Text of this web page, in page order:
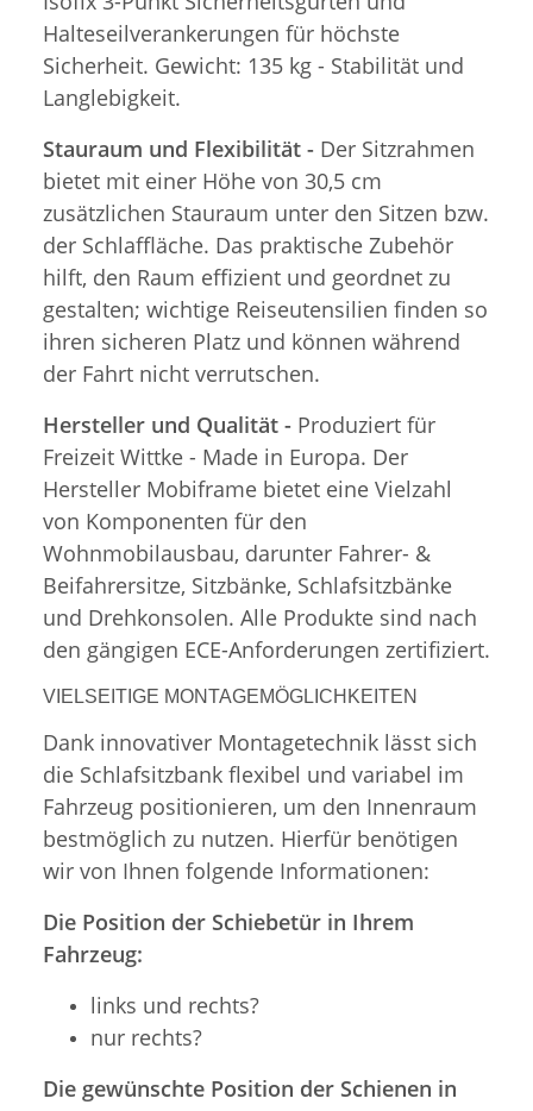
Halteseilverankerungen für höchste
Sicherheit. Gewicht: 135 kg - Stabilität und
Langlebigkeit.
Stauraum und Flexibilität - Der Sitzrahmen
bietet mit einer Höhe von 30,5 cm
zusätzlichen Stauraum unter den Sitzen bzw.
der Schlaffläche. Das praktische Zubehör
hilft, den Raum effizient und geordnet zu
gestalten; wichtige Reiseutensilien finden so
ihren sicheren Platz und können während
der Fahrt nicht verrutschen.
Hersteller und Qualität - Produziert für
Freizeit Wittke - Made in Europa. Der
Hersteller Mobiframe bietet eine Vielzahl
von Komponenten für den
Wohnmobilausbau, darunter Fahrer- &
Beifahrersitze, Sitzbänke, Schlafsitzbänke
und Drehkonsolen. Alle Produkte sind nach
den gängigen ECE-Anforderungen zertifiziert.
VIELSEITIGE MONTAGEMÖGLICHKEITEN
Dank innovativer Montagetechnik lässt sich
die Schlafsitzbank flexibel und variabel im
Fahrzeug positionieren, um den Innenraum
bestmöglich zu nutzen. Hierfür benötigen
wir von Ihnen folgende Informationen:
Die Position der Schiebetür in Ihrem
Fahrzeug:
links und rechts?
nur rechts?
Die gewünschte Position der Schienen in